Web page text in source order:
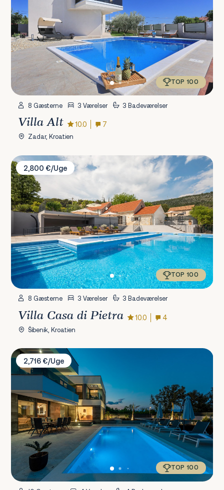
TOP 100
8 Gæsterne 3 Værelser 3 Badeværelser
Villa Alt 10.0 7
Zadar, Kroatien
Villa Casa di Pietra
2,800 €/Uge
TOP 100
8 Gæsterne 3 Værelser 3 Badeværelser
Villa Casa di Pietra 10.0 4
Šibenik, Kroatien
Villa Nina Drage
2,716 €/Uge
TOP 100